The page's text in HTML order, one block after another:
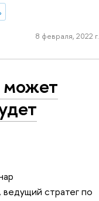
8 февраля, 2022 г.
может
стратег по